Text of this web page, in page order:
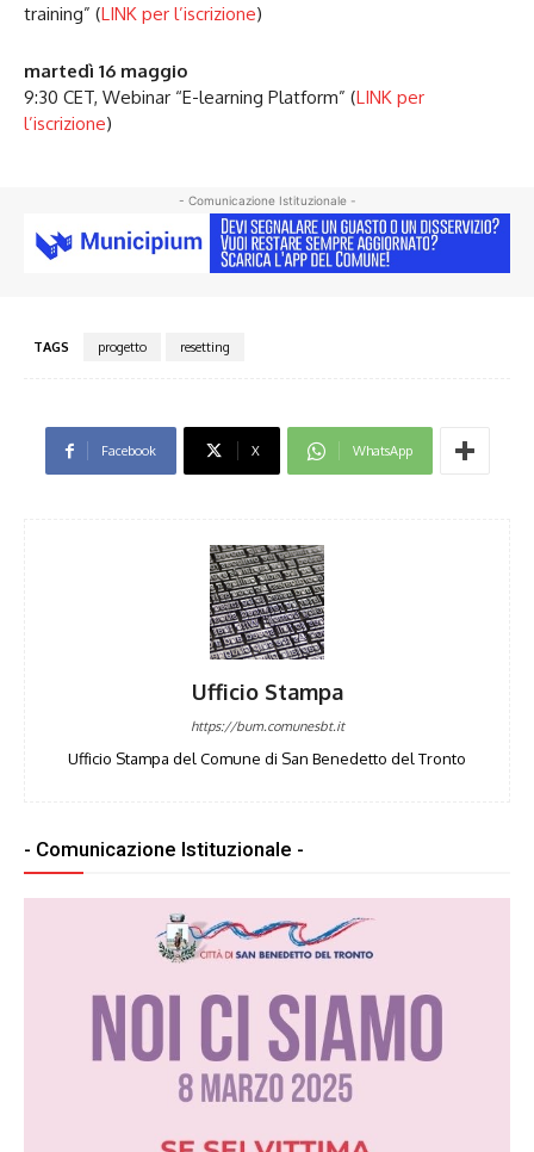
training” (LINK per l’iscrizione)
martedì 16 maggio
9:30 CET, Webinar “E-learning Platform” (LINK per
l’iscrizione)
- Comunicazione Istituzionale -
TAGS progetto resetting
Facebook X WhatsApp
Ufficio Stampa
https://bum.comunesbt.it
Ufficio Stampa del Comune di San Benedetto del Tronto
- Comunicazione Istituzionale -